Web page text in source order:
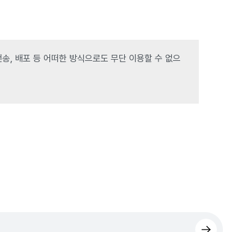
, 배포 등 어떠한 방식으로도 무단 이용할 수 없으